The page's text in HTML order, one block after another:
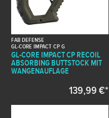
FAB DEFENSE
GL-CORE IMPACT CP G
GL-CORE IMPACT CP RECOIL
ABSORBING BUTTSTOCK MIT
WANGENAUFLAGE
139,99 €*